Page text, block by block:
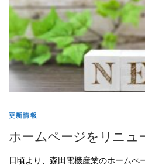
更新情報
ホームページをリニュ
日頃より、森田電機産業のホームぺ